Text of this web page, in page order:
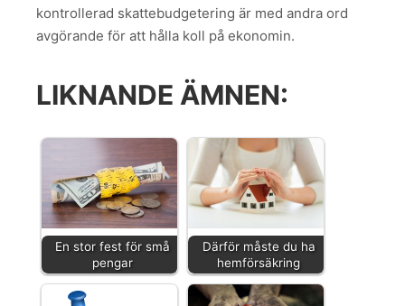
kontrollerad skattebudgetering är med andra ord
avgörande för att hålla koll på ekonomin.
LIKNANDE ÄMNEN:
En stor fest för små
pengar
Därför måste du ha
hemförsäkring